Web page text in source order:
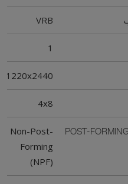
VRB
1
1220x2440
4x8
POST-
Non-Post-
Forming
(NPF)